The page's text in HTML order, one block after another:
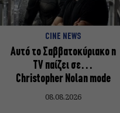
CINE NEWS
Αυτό το Σαββατοκύριακο η
TV παίζει σε…
Christopher Nolan mode
08.08.2026